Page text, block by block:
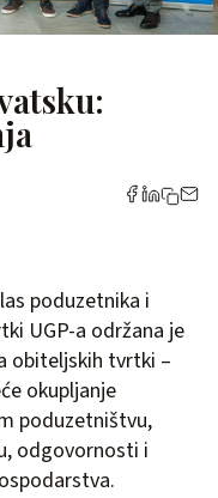
poduzetnika i
UGP-a održana je
obiteljskih tvrtki –
okupljanje
poduzetništvu,
odgovornosti i